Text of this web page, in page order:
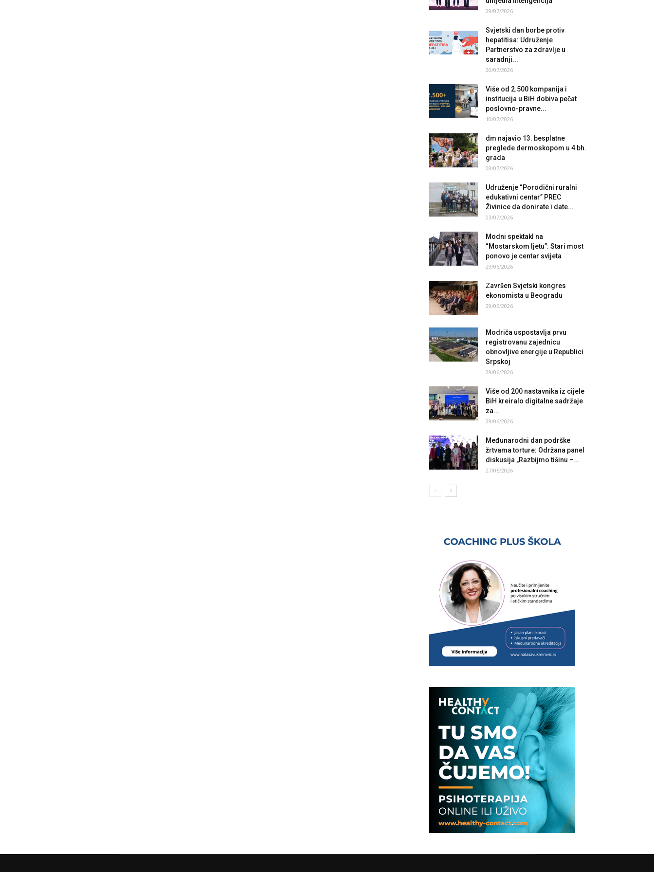
29/07/2026
Svjetski dan borbe protiv
hepatitisa: Udruženje
Partnerstvo za zdravlje u
saradnji...
20/07/2026
Više od 2.500 kompanija i
institucija u BiH dobiva pečat
poslovno-pravne...
10/07/2026
dm najavio 13. besplatne
preglede dermoskopom u 4 bh.
grada
08/07/2026
Udruženje “Porodični ruralni
edukativni centar” PREC
Živinice da donirate i date...
03/07/2026
Modni spektakl na
“Mostarskom ljetu”: Stari most
ponovo je centar svijeta
29/06/2026
Završen Svjetski kongres
ekonomista u Beogradu
29/06/2026
Modriča uspostavlja prvu
registrovanu zajednicu
obnovljive energije u Republici
Srpskoj
29/06/2026
Više od 200 nastavnika iz cijele
BiH kreiralo digitalne sadržaje
za...
29/06/2026
Međunarodni dan podrške
žrtvama torture: Održana panel
diskusija „Razbijmo tišinu –...
27/06/2026